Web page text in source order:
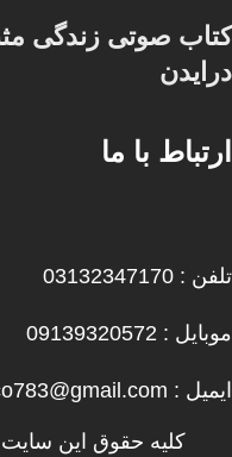
درایدن
ارتباط با ما
تلفن : 03132347170
موبایل : 09139320572
ایمیل : panteaco783@gmail.com
کلیه حقوق این